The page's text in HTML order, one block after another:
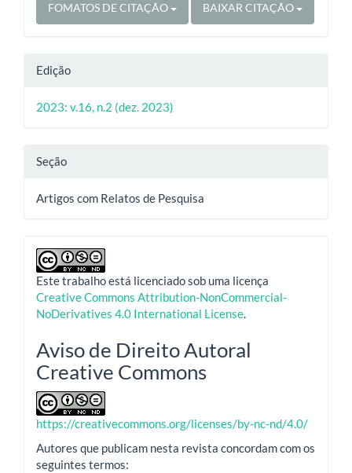
FOMATOS DE CITAÇÃO BAIXAR CITAÇÃO
Edição
2023: v.16, n.2 (dez. 2023)
Seção
Artigos com Relatos de Pesquisa
Este trabalho está licenciado sob uma licença
Creative Commons Attribution-NonCommercial-
NoDerivatives 4.0 International License.
Aviso de Direito Autoral
Creative Commons
https://creativecommons.org/licenses/by-nc-nd/4.0/
Autores que publicam nesta revista concordam com os
seguintes termos: